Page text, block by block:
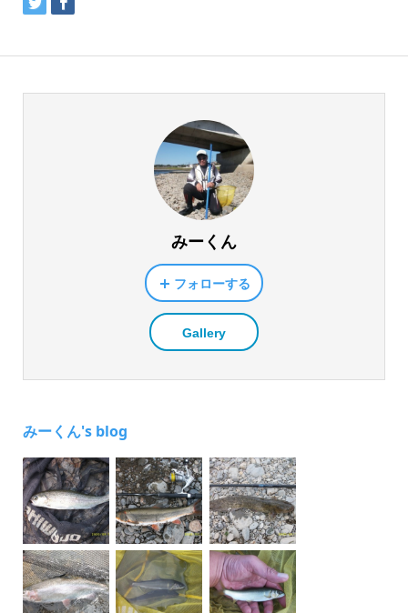
みーくん
フォローする
Gallery
みーくん's blog